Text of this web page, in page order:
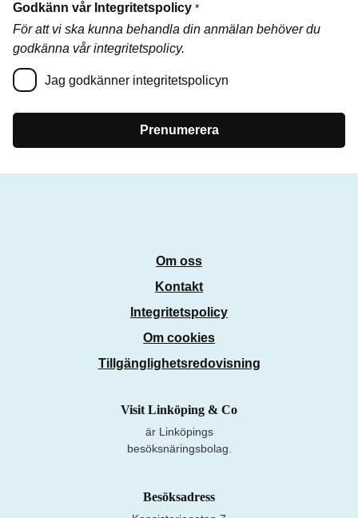
Godkänn vår Integritetspolicy *
För att vi ska kunna behandla din anmälan behöver du
godkänna vår integritetspolicy.
Jag godkänner integritetspolicyn
Prenumerera
Om oss
Kontakt
Integritetspolicy
Om cookies
Tillgänglighetsredovisning
Visit Linköping & Co
är Linköpings
besöksnäringsbolag.
Besöksadress